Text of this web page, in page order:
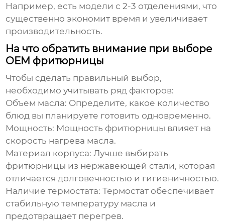
Например, есть модели с 2-3 отделениями, что
существенно экономит время и увеличивает
производительность.
На что обратить внимание при выборе
OEM фритюрницы
Чтобы сделать правильный выбор,
необходимо учитывать ряд факторов:
Объем масла: Определите, какое количество
блюд вы планируете готовить одновременно.
Мощность: Мощность фритюрницы влияет на
скорость нагрева масла.
Материал корпуса: Лучше выбирать
фритюрницы из нержавеющей стали, которая
отличается долговечностью и гигиеничностью.
Наличие термостата: Термостат обеспечивает
стабильную температуру масла и
предотвращает перегрев.